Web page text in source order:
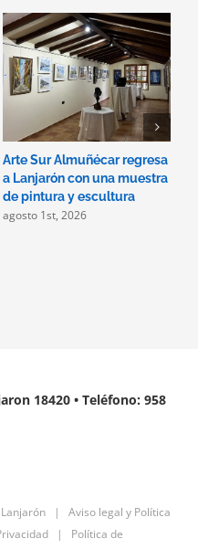
Arte Sur Almuñécar regresa
a Lanjarón con una muestra
de pintura y escultura
agosto 1st, 2026
18420 • Teléfono: 958
Lanjarón | Aviso legal y Política
| Política de